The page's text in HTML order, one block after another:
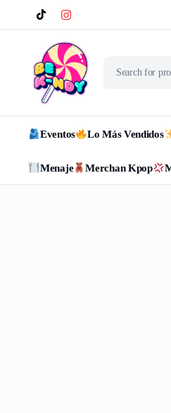
Eventos Lo Más Vendidos
Menaje Merchan Kpop